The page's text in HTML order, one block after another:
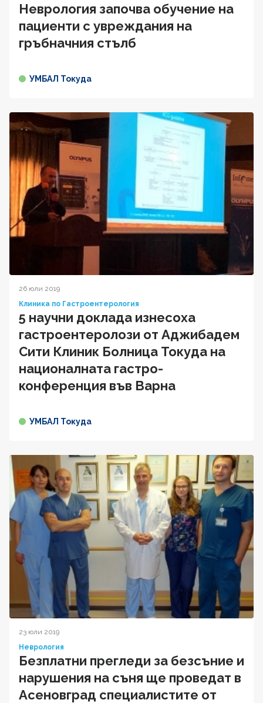
Неврология започва обучение на
пациенти с увреждания на
гръбначния стълб
УМБАЛ Токуда
26 юли 2019
Клиника по Гастроентерология
5 научни доклада изнесоха
гастроентеролози от Аджибадем
Сити Клиник Болница Токуда на
националната гастро-
конференция във Варна
УМБАЛ Токуда
23 юли 2019
Неврология
Безплатни прегледи за безсъние и
нарушения на съня ще проведат в
Асеновград специалистите от